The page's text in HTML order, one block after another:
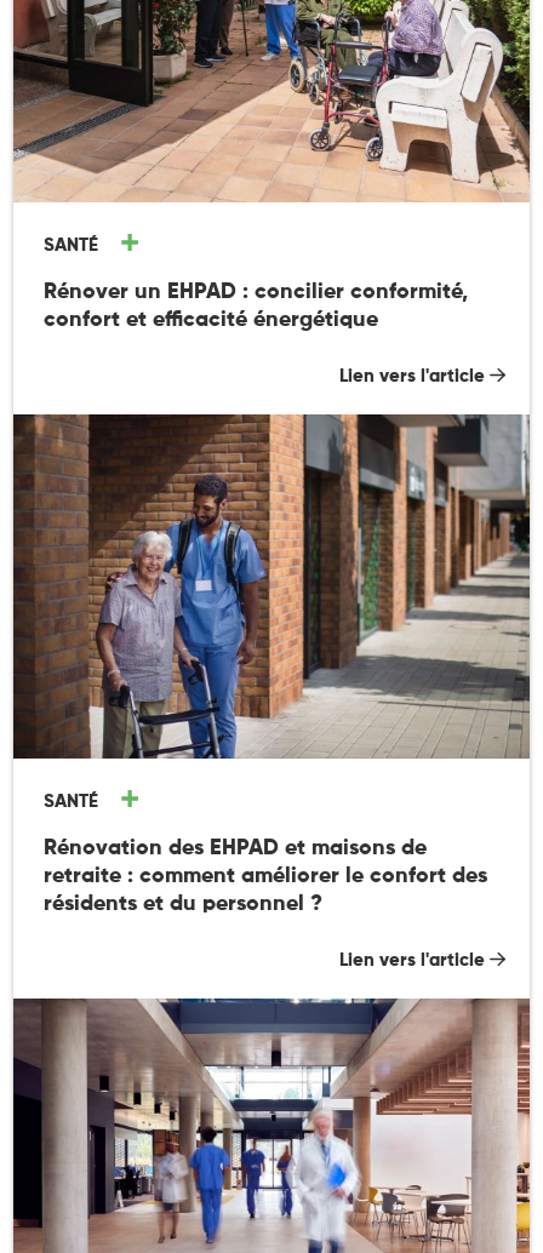
SANTÉ
Rénover un EHPAD : concilier conformité,
confort et efficacité énergétique
Lien vers l'article
SANTÉ
Rénovation des EHPAD et maisons de
retraite : comment améliorer le confort des
résidents et du personnel ?
Lien vers l'article